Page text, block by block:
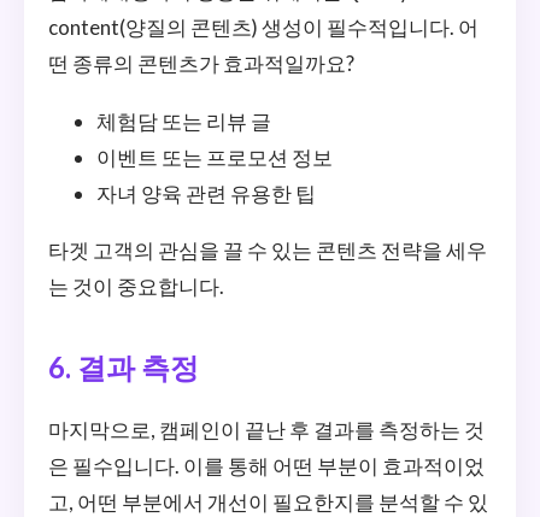
content(양질의 콘텐츠) 생성이 필수적입니다. 어
떤 종류의 콘텐츠가 효과적일까요?
체험담 또는 리뷰 글
이벤트 또는 프로모션 정보
자녀 양육 관련 유용한 팁
타겟 고객의 관심을 끌 수 있는 콘텐츠 전략을 세우
는 것이 중요합니다.
6. 결과 측정
마지막으로, 캠페인이 끝난 후 결과를 측정하는 것
은 필수입니다. 이를 통해 어떤 부분이 효과적이었
고, 어떤 부분에서 개선이 필요한지를 분석할 수 있